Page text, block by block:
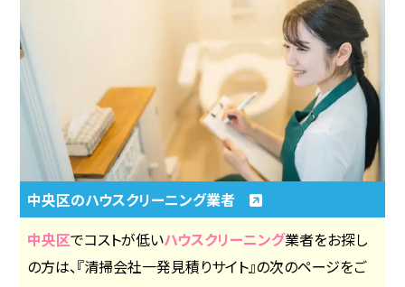
中央区のハウスクリーニング業者
中央区でコストが低いハウスクリーニング業者をお探し
の方は、『清掃会社一発見積りサイト』の次のページをご